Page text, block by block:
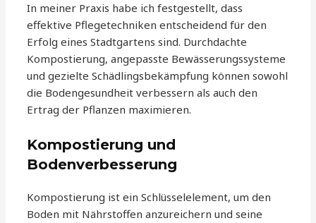
In meiner Praxis habe ich festgestellt, dass
effektive Pflegetechniken entscheidend für den
Erfolg eines Stadtgartens sind. Durchdachte
Kompostierung, angepasste Bewässerungssysteme
und gezielte Schädlingsbekämpfung können sowohl
die Bodengesundheit verbessern als auch den
Ertrag der Pflanzen maximieren.
Kompostierung und
Bodenverbesserung
Kompostierung ist ein Schlüsselelement, um den
Boden mit Nährstoffen anzureichern und seine